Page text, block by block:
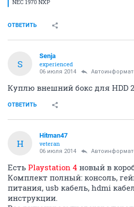
NEC 1970 NXP
ОТВЕТИТЬ
S
Senja
experienced
06 июля 2014
Куплю внешний бокс для HDD
ОТВЕТИТЬ
H
Hitman47
veteran
06 июля 2014
Есть Playstation 4 новый в
Комплект полный: консоль,
питания, usb кабель, hdmi
инструкции.